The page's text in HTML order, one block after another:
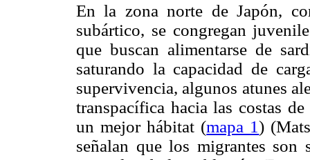
En la zona norte de Japón,
subártico, se congregan
que buscan alimentarse de
saturando la capacidad de
supervivencia, algunos atunes
transpacífica hacia las costas
un mejor hábitat (mapa 1)
señalan que los migrantes son